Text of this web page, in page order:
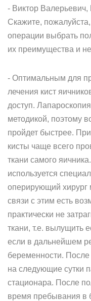
- Виктор
Скажите,
операции выбрать
их преимущества и
- Оптимальным для
лечения кист
доступ.
методикой, поэтому
пройдет быстрее.
кисты чаще всего
ткани самого
используется
оперирующий хирург
связи с этим есть
практически не
ткани, т.е. вылущить
если в дальнейшем
беременности.
на следующие сутки
стационара. После
время пребывания в